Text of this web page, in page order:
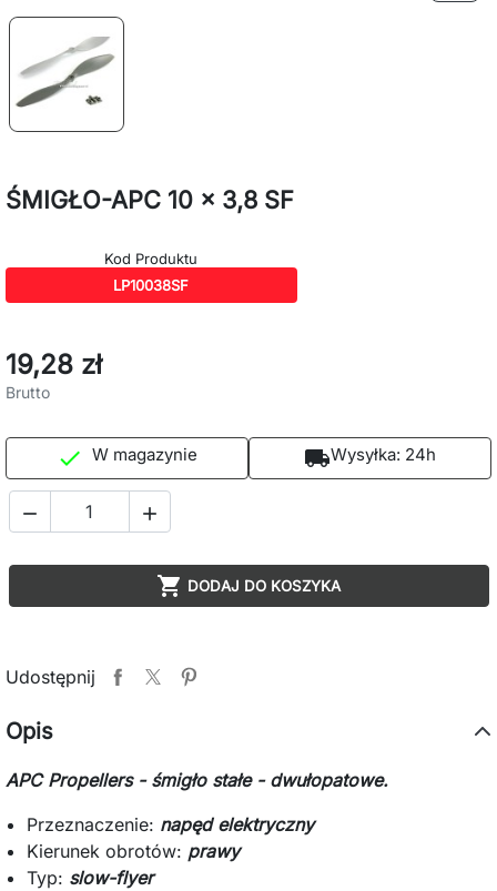
ŚMIGŁO-APC 10 x 3,8 SF
Kod Produktu
LP10038SF
19,28 zł
Brutto
 W magazynie local_shippingWysyłka: 24h
 
 DODAJ DO KOSZYKA
Udostępnij
Opis
APC Propellers - śmigło stałe - dwułopatowe.
Przeznaczenie: napęd elektryczny
Kierunek obrotów: prawy
Typ: slow-flyer